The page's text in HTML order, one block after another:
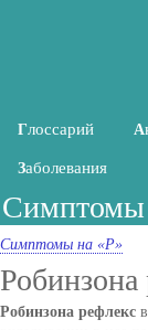
Глоссарий А
Заболевания
Симптомы
Симптомы на «Р»
Робинзона
Робинзона рефлекс